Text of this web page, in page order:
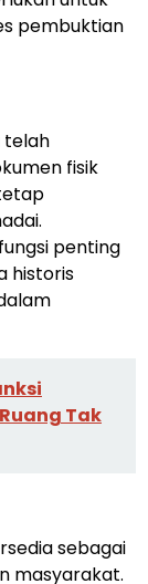
pembuktian
telah
fisik
penting
historis
Tak
sebagai
masyarakat.